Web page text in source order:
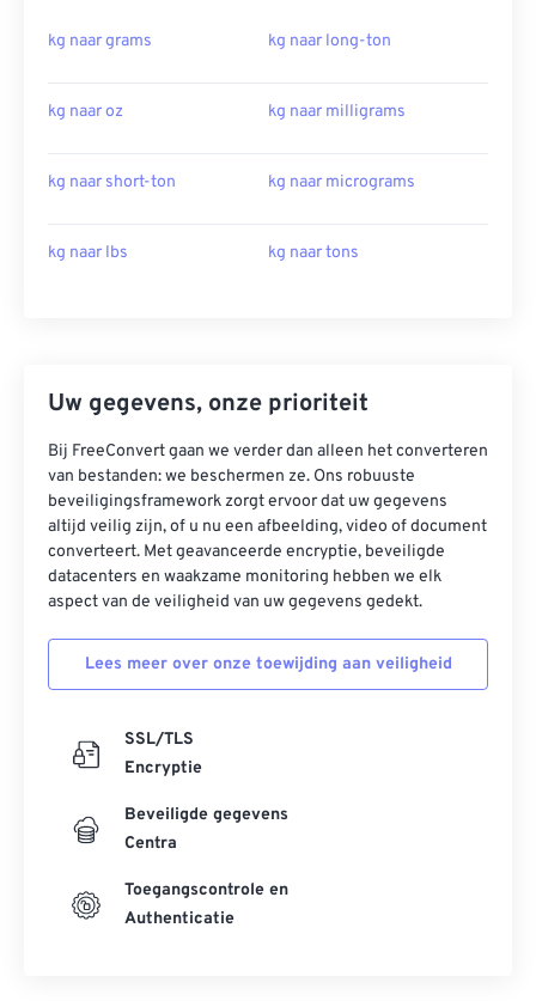
kg naar grams kg naar long-ton
kg naar oz kg naar milligrams
kg naar short-ton kg naar micrograms
kg naar lbs kg naar tons
Uw gegevens, onze prioriteit
Bij FreeConvert gaan we verder dan alleen het converteren
van bestanden: we beschermen ze. Ons robuuste
beveiligingsframework zorgt ervoor dat uw gegevens
altijd veilig zijn, of u nu een afbeelding, video of document
converteert. Met geavanceerde encryptie, beveiligde
datacenters en waakzame monitoring hebben we elk
aspect van de veiligheid van uw gegevens gedekt.
Lees meer over onze toewijding aan veiligheid
SSL/TLS
Encryptie
Beveiligde gegevens
Centra
Toegangscontrole en
Authenticatie